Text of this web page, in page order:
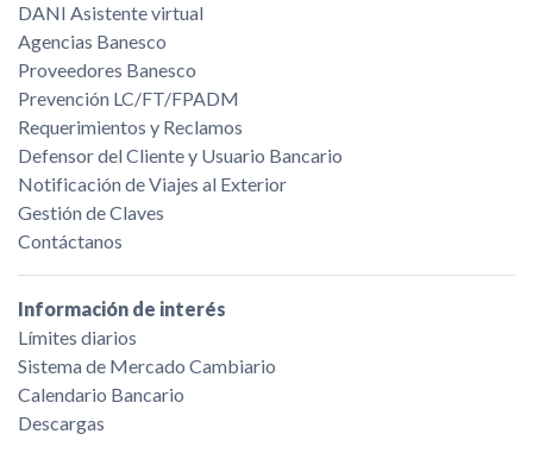
DANI Asistente virtual
Agencias Banesco
Proveedores Banesco
Prevención LC/FT/FPADM
Requerimientos y Reclamos
Defensor del Cliente y Usuario Bancario
Notificación de Viajes al Exterior
Gestión de Claves
Contáctanos
Información de interés
Límites diarios
Sistema de Mercado Cambiario
Calendario Bancario
Descargas